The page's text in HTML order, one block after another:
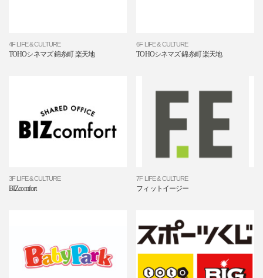
4F LIFE & CULTURE
TOHOシネマズ 錦糸町 楽天地
6F LIFE & CULTURE
TOHOシネマズ 錦糸町 楽天地
3F LIFE & CULTURE
BIZcomfort
7F LIFE & CULTURE
フィットイージー